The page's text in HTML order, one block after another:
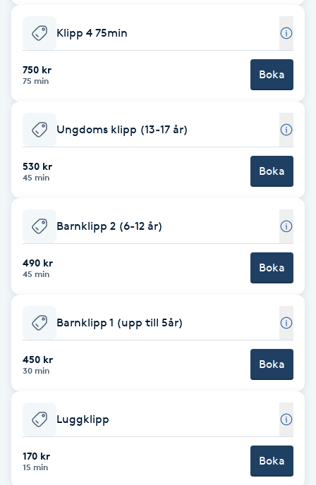
Brynfärgning
Brynplockning
Bröllopsuppsättning
C
Celluliter
Coachning
Klipp 4 75min
750 kr
75 min Boka
Ungdoms klipp (13-17 år)
530 kr
45 min Boka
Barnklipp 2 (6-12 år)
490 kr
45 min Boka
Barnklipp 1 (upp till 5år)
450 kr
30 min Boka
Luggklipp
170 kr
15 min Boka